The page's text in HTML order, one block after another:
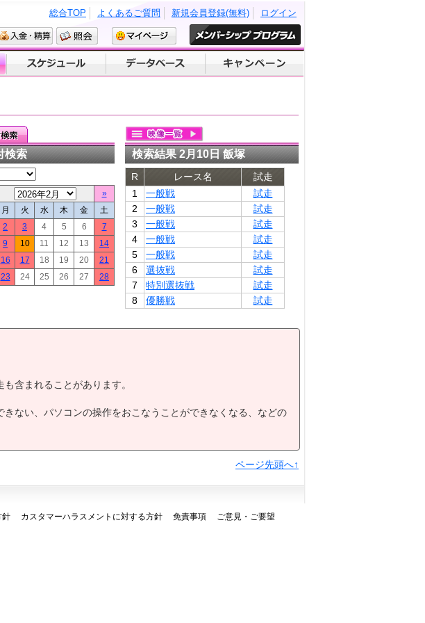
ログイン
新規会員登録(無料)
よくあるご質問
総合TOP
検索
»
月 火 水 木 金
土
2 3 4 5 6
7
9 10 11 12 13
14
16 17 18 19 20
21
23 24 25 26 27 28
検索結果 2月10日 飯塚
R レース名
試走
1
一般戦
試走
2
一般戦
試走
3
一般戦
試走
4
一般戦
試走
5
一般戦
試走
6
選抜戦
試走
7
特別選抜戦
試走
8
優勝戦 試走
含まれることがあります。
ない、パソコンの操作をおこなうことができなくなる、などの
ページ先頭へ↑
針 カスタマーハラスメントに対する方針 免責事項
ご意見・ご要望